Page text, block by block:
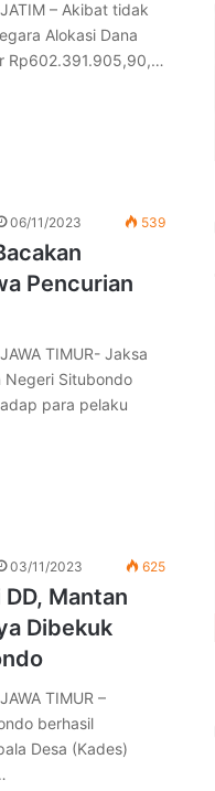
– Akibat tidak
Alokasi Dana
Rp602.391.905,90,…
06/11/2023 539
Pencurian
TIMUR- Jaksa
Negeri Situbondo
para pelaku
03/11/2023 625
Mantan
Dibekuk
TIMUR –
berhasil
Desa (Kades)